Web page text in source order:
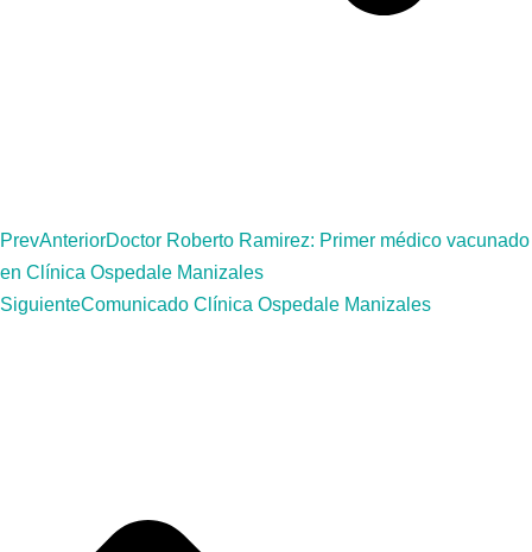
PrevAnteriorDoctor Roberto Ramirez: Primer médico vacunado
en Clínica Ospedale Manizales
SiguienteComunicado Clínica Ospedale Manizales